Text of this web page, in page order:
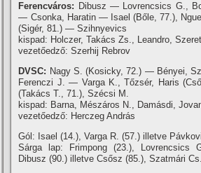
Ferencváros: Dibusz — Lovrencsics G.,
— Csonka, Haratin — Isael (Bőle, 77.),
(Sigér, 81.) — Szihnyevics
kispad: Holczer, Takács Zs., Leandro,
vezetőedző: Szerhij Rebrov
DVSC: Nagy S. (Kosicky, 72.) — Bényei,
Ferenczi J. — Varga K., Tőzsér, Haris
(Takács T., 71.), Szécsi M.
kispad: Barna, Mészáros N., Damásdi,
vezetőedző: Herczeg András
Gól: Isael (14.), Varga R. (57.) illetve
Sárga lap: Frimpong (23.), Lovrencsics
Dibusz (90.) illetve Csősz (85.), Szatmári